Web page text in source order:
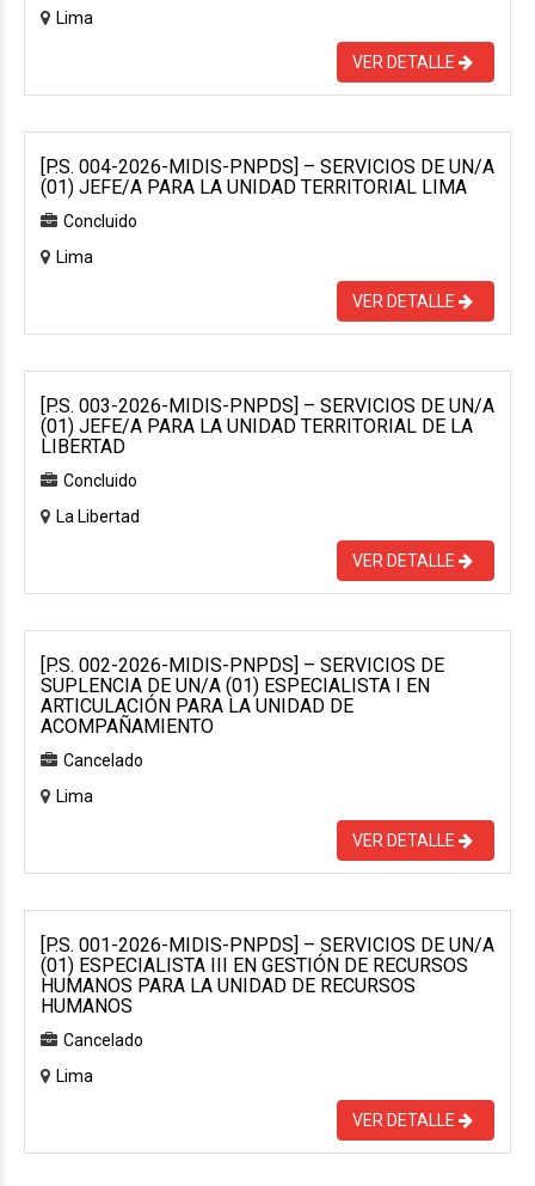
Lima
VER DETALLE
[P.S. 004-2026-MIDIS-PNPDS] – SERVICIOS DE UN/A
(01) JEFE/A PARA LA UNIDAD TERRITORIAL LIMA
Concluido
Lima
VER DETALLE
[P.S. 003-2026-MIDIS-PNPDS] – SERVICIOS DE UN/A
(01) JEFE/A PARA LA UNIDAD TERRITORIAL DE LA
LIBERTAD
Concluido
La Libertad
VER DETALLE
[P.S. 002-2026-MIDIS-PNPDS] – SERVICIOS DE
SUPLENCIA DE UN/A (01) ESPECIALISTA I EN
ARTICULACIÓN PARA LA UNIDAD DE
ACOMPAÑAMIENTO
Cancelado
Lima
VER DETALLE
[P.S. 001-2026-MIDIS-PNPDS] – SERVICIOS DE UN/A
(01) ESPECIALISTA III EN GESTIÓN DE RECURSOS
HUMANOS PARA LA UNIDAD DE RECURSOS
HUMANOS
Cancelado
Lima
VER DETALLE